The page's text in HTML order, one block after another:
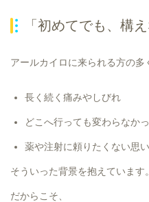
「初めてでも、構
アールカイロに来られる方の多
長く続く痛みやしびれ
どこへ行っても変わらなか
薬や注射に頼りたくない思い
そういった背景を抱えています。
だからこそ、